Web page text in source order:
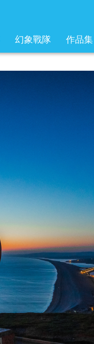
幻象戰隊 作品集